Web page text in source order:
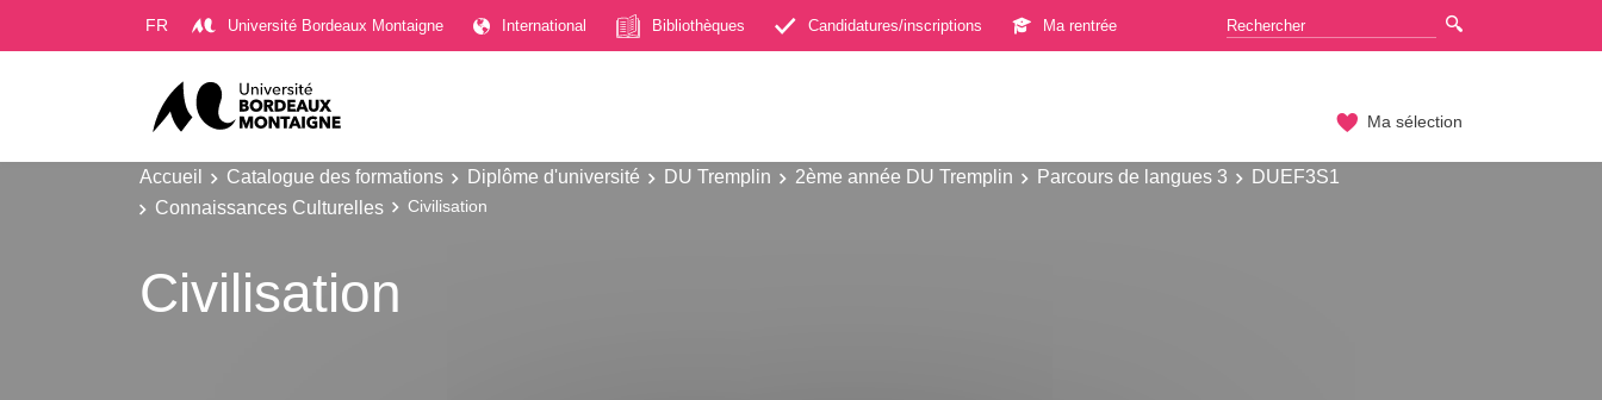
FR Université Bordeaux Montaigne International Bibliothèques Candidatures/inscriptions Ma rentrée
Ma sélection
Accueil Catalogue des formations Diplôme d'université DU Tremplin 2ème année DU Tremplin Parcours de langues 3
DUEF3S1
Connaissances Culturelles
Civilisation
Civilisation